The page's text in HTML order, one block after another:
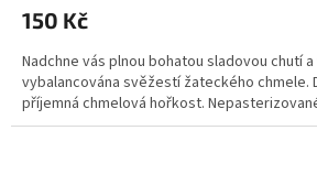
150 Kč
Nadchne vás plnou bohatou sladovou chutí
vybalancována svěžestí žateckého chmele.
příjemná chmelová hořkost.